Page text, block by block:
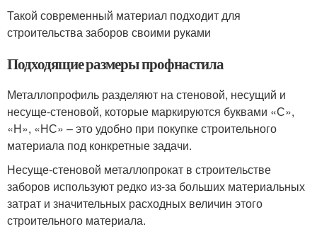
Такой современный материал подходит для
строительства заборов своими руками
Подходящие размеры профнастила
Металлопрофиль разделяют на стеновой, несущий и
несуще-стеновой, которые маркируются буквами «С»,
«Н», «НС» – это удобно при покупке строительного
материала под конкретные задачи.
Несуще-стеновой металлопрокат в строительстве
заборов используют редко из-за больших материальных
затрат и значительных расходных величин этого
строительного материала.